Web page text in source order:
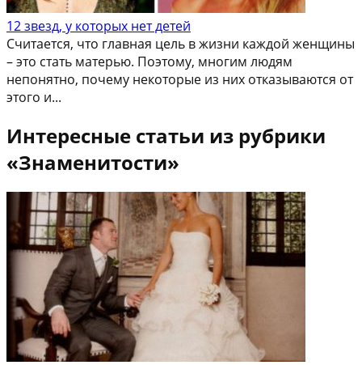
12 звезд, у которых нет детей
Считается, что главная цель в жизни каждой женщины
– это стать матерью. Поэтому, многим людям
непонятно, почему некоторые из них отказываются от
этого и...
Интересные статьи из рубрики
«Знаменитости»